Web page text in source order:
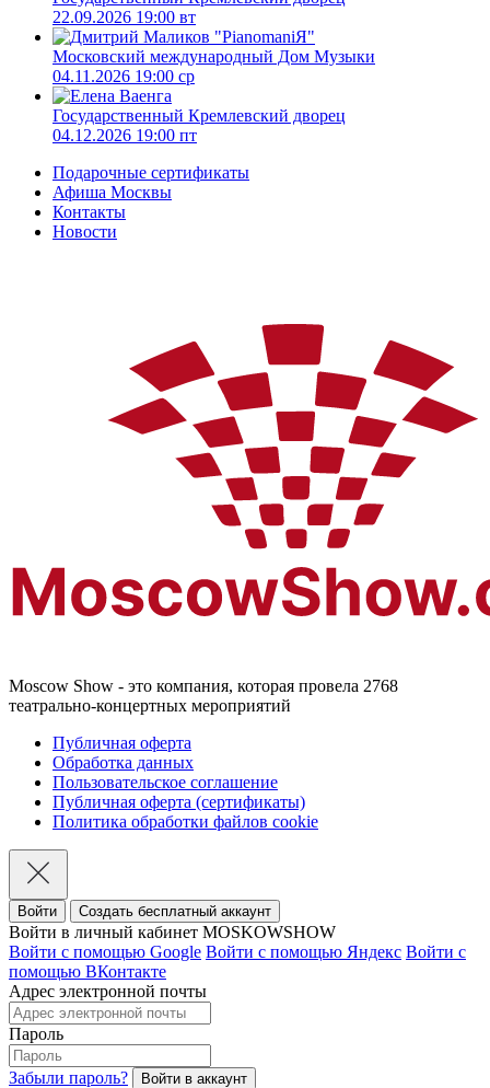
22.09.2026 19:00 вт
Московский международный Дом Музыки
04.11.2026 19:00 ср
Государственный Кремлевский дворец
04.12.2026 19:00 пт
Подарочные сертификаты
Афиша Москвы
Контакты
Новости
Moscow Show - это компания, которая провела 2768
театрально-концертных мероприятий
Публичная оферта
Обработка данных
Пользовательское соглашение
Публичная оферта (сертификаты)
Политика обработки файлов cookie
Войти Создать бесплатный аккаунт
Войти в личный кабинет MOSKOWSHOW
Войти с помощью Google Войти с помощью Яндекс Войти с
помощью ВКонтакте
Адрес электронной почты
Пароль
Забыли пароль?